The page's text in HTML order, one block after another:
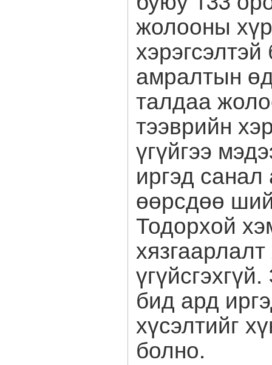
жолооны
амралтын
талдаа
тээврийн
үгүйгээ
иргэд санал
өөрсдөө
Тодорхой
бид ард
хүсэлтийг
болно.